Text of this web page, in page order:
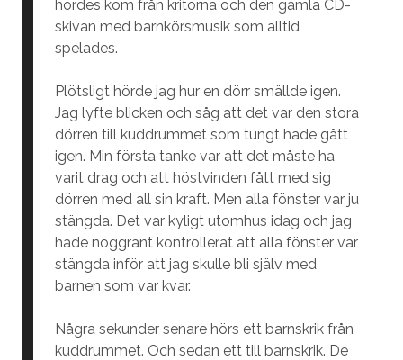
hördes kom från kritorna och den gamla CD-
skivan med barnkörsmusik som alltid
spelades.
Plötsligt hörde jag hur en dörr smällde igen.
Jag lyfte blicken och såg att det var den stora
dörren till kuddrummet som tungt hade gått
igen. Min första tanke var att det måste ha
varit drag och att höstvinden fått med sig
dörren med all sin kraft. Men alla fönster var ju
stängda. Det var kyligt utomhus idag och jag
hade noggrant kontrollerat att alla fönster var
stängda inför att jag skulle bli själv med
barnen som var kvar.
Några sekunder senare hörs ett barnskrik från
kuddrummet. Och sedan ett till barnskrik. De